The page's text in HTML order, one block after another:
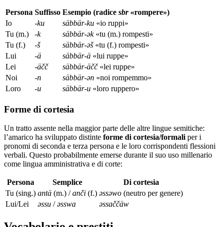
Persona Suffisso Esempio (radice sbr«rompere»)
Io
-ku säbbär-ku «io ruppi»
Tu (m.)
-k säbbär-ək«tu (m.) rompesti»
Tu (f.)
-š säbbär-əš«tu (f.) rompesti»
Lui
-ä säbbär-ä «lui ruppe»
Lei
-äčč säbbär-äčč«lei ruppe»
Noi
-n säbbär-ən «noi rompemmo»
Loro
-u säbbär-u «loro ruppero»
Forme di cortesia
Un tratto assente nella maggior parte delle altre lingue semitiche:
l’amarico ha sviluppato distinte forme di cortesia/formali per i
pronomi di seconda e terza persona e le loro corrispondenti flessioni
verbali. Questo probabilmente emerse durante il suo uso millenario
come lingua amministrativa e di corte:
Persona Semplice
Di cortesia
Tu (sing.) antä (m.) /anči (f.) əssəwo (neutro per genere)
Lui/Lei
əssu /əsswa əssaččäw